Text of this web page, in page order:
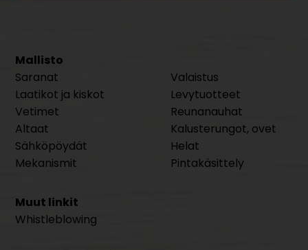
Mallisto
Saranat
Laatikot ja kiskot
Vetimet
Altaat
Sähköpöydät
Mekanismit
Valaistus
Levytuotteet
Reunanauhat
Kalusterungot, ovet
Helat
Pintakäsittely
Muut linkit
Whistleblowing